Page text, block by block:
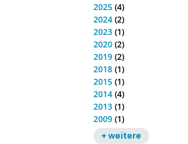
2025 (4)
2024 (2)
2023 (1)
2020 (2)
2019 (2)
2018 (1)
2015 (1)
2014 (4)
2013 (1)
2009 (1)
+ weitere